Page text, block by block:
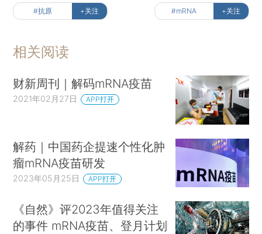
#抗原 +关注 #mRNA +关注
相关阅读
财新周刊｜解码mRNA疫苗
2021年02月27日 APP打开
解药｜中国药企提速个性化肿
瘤mRNA疫苗研发
2023年05月25日 APP打开
《自然》评2023年值得关注
的事件 mRNA疫苗、登月计划